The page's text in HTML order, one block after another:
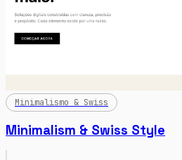
Minimalismo & Swiss
Minimalism & Swiss Style